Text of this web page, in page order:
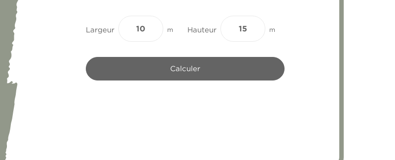
Largeur m Hauteur m